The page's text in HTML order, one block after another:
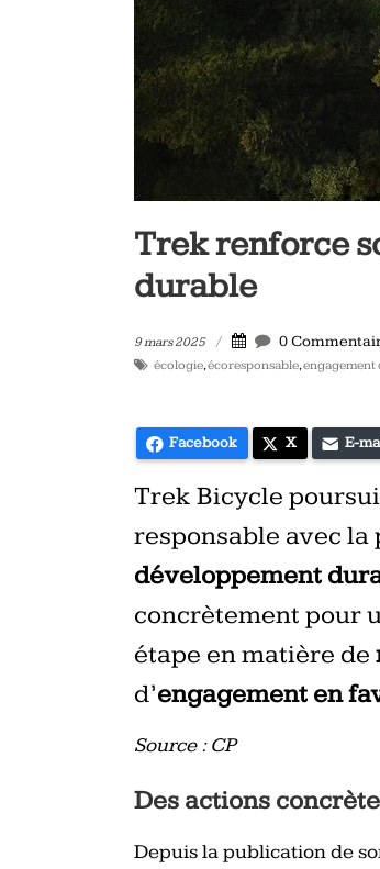
vélo
triathlon
Trek renforce
durable
9 mars 2025 0
écologie,écoresponsable,engagement
Facebook X E-
Trek Bicycle
responsable avec
développement
concrètement pour
étape en matière de
d’engagement en
Source : CP
Des actions
Depuis la publication de